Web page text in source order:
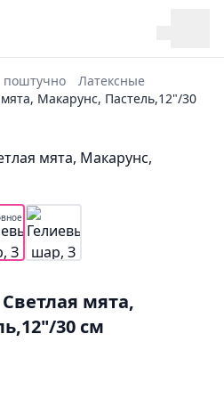
Латексные
Макарунс, Пастель,12"/30
мята,
30 см